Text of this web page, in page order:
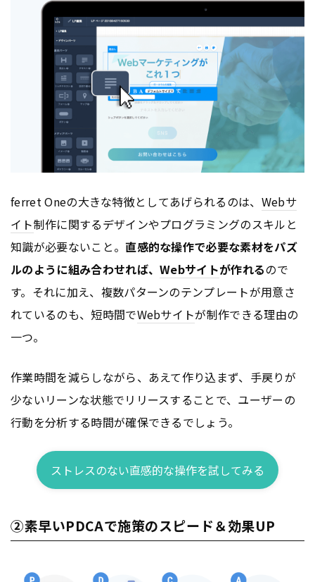
ferret Oneの大きな特徴としてあげられるのは、 Webサ
イト制作に関するデザインやプログラミングのスキルと
知識が必要ないこと。直感的な操作で必要な素材をパズ
ルのように組み合わせれば、Webサイトが作れるので
す。それに加え、複数パターンのテンプレートが用意さ
れているのも、短時間でWebサイトが制作できる理由の
一つ。
作業時間を減らしながら、あえて作り込まず、手戻りが
少ないリーンな状態でリリースすることで、ユーザーの
行動を分析する時間が確保できるでしょう。
ストレスのない直感的な操作を試してみる
②素早いPDCAで施策のスピード＆効果UP